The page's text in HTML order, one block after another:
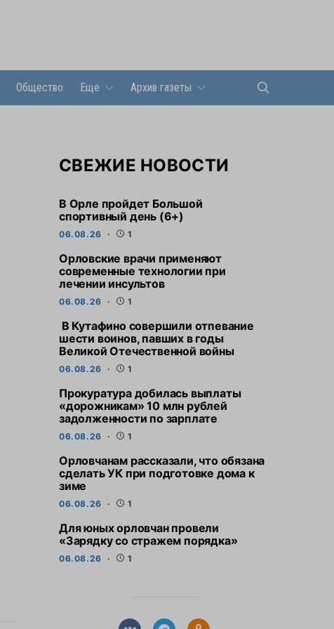
Общество Еще Архив газеты
СВЕЖИЕ НОВОСТИ
В Орле пройдет Большой
спортивный день (6+)
06.08.26 1
Орловские врачи применяют
современные технологии при
лечении инсультов
06.08.26 1
В Кутафино совершили отпевание
шести воинов, павших в годы
Великой Отечественной войны
06.08.26 1
Прокуратура добилась выплаты
«дорожникам» 10 млн рублей
задолженности по зарплате
06.08.26 1
Орловчанам рассказали, что обязана
сделать УК при подготовке дома к
зиме
06.08.26 1
Для юных орловчан провели
«Зарядку со стражем порядка»
06.08.26 1